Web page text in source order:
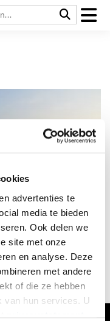
advertenties te
media te bieden
Ook delen we
site met onze
en analyse. Deze
met andere
of die ze hebben
van hun services. U
luxe woonwijken,
Amsterdam-Noord,
Roemer (68)
boekjes maken, die